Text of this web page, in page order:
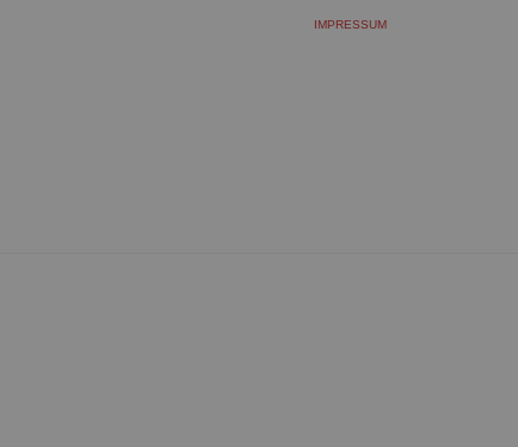
IMPRESSUM